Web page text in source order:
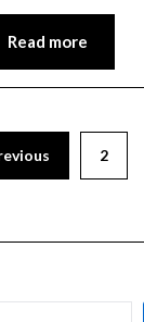
Read more
2